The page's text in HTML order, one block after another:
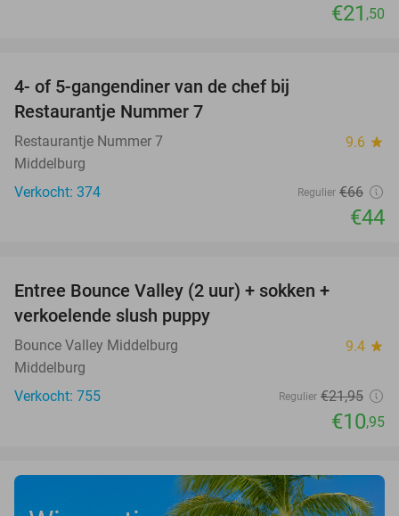
€21 ,50
4- of 5-gangendiner van de chef bij
Restaurantje Nummer 7
Restaurantje Nummer 7 9.6 star
Middelburg
Verkocht: 374
Regulier €66
€44
Entree Bounce Valley (2 uur) + sokken +
verkoelende slush puppy
Bounce Valley Middelburg 9.4 star
Middelburg
Verkocht: 755
Regulier €21,95
€10,95